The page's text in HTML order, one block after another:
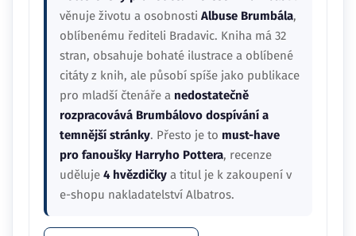
věnuje životu a osobnosti Albuse Brumbála,
oblíbenému řediteli Bradavic. Kniha má 32
stran, obsahuje bohaté ilustrace a oblíbené
citáty z knih, ale působí spíše jako publikace
pro mladší čtenáře a nedostatečně
rozpracovává Brumbálovo dospívání a
temnější stránky. Přesto je to must-have
pro fanoušky Harryho Pottera, recenze
uděluje 4 hvězdičky a titul je k zakoupení v
e-shopu nakladatelství Albatros.